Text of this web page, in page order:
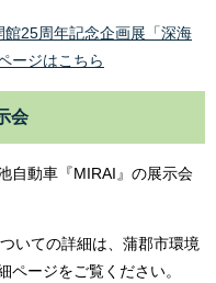
25周年記念企画展「深海
ージはこちら
会
自動車『MIRAI』の展示会
いての詳細は、蒲郡市環境
ページをご覧ください。